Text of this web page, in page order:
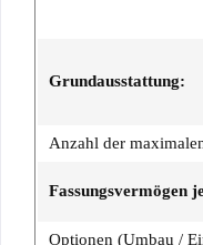
Grundausstattung:
Anzahl der
Fassungsvermögen
Optionen (Umbau /